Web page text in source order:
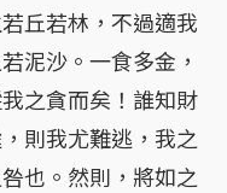
丘若林，不過適我
泥沙。一食多金，
之貪而矣！誰知財
則我尤難逃，我之
也。然則，將如之